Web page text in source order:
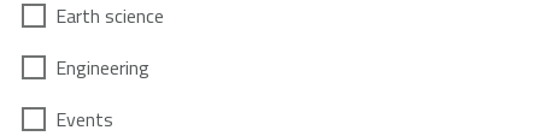
Earth science
Engineering
Events